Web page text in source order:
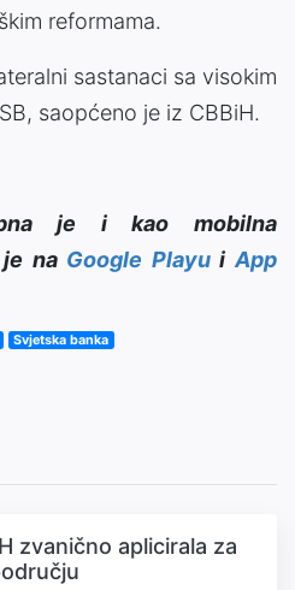
reformama.
sastanaci sa visokim
saopćeno je iz CBBiH.
je i kao mobilna
na Google PlayuiApp
Svjetska banka
zvanično aplicirala za